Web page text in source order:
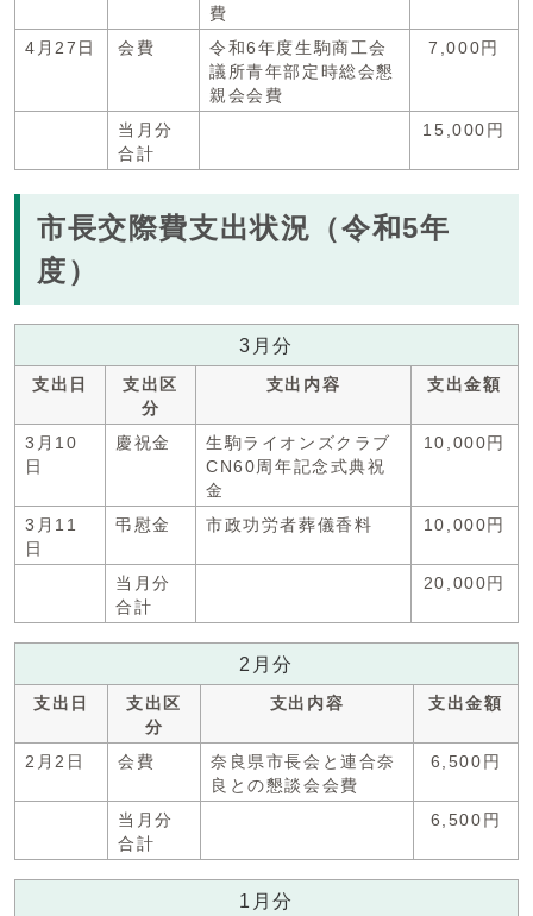
費
4月27日 会費
令和6年度生駒商工会
議所青年部定時総会懇
親会会費
7,000円
当月分
合計
15,000円
市長交際費支出状況（令和5年
度）
3月分
支出日
支出区
分
支出内容 支出金額
3月10
日
慶祝金
生駒ライオンズクラブ
CN60周年記念式典祝
金
10,000円
3月11
日
弔慰金 市政功労者葬儀香料 10,000円
当月分
合計
20,000円
2月分
支出日
支出区
分
支出内容 支出金額
2月2日 会費
奈良県市長会と連合奈
良との懇談会会費
6,500円
当月分
合計
6,500円
1月分